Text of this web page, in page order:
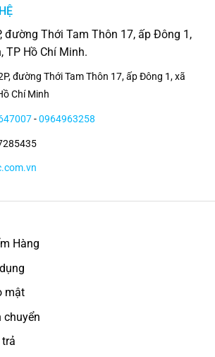
đường Thới Tam Thôn 17, ấp Đông 1,
TP Hồ Chí Minh.
đường Thới Tam Thôn 17, ấp Đông 1, xã
Chí Minh
-0964963258
Hàng
mật
chuyển